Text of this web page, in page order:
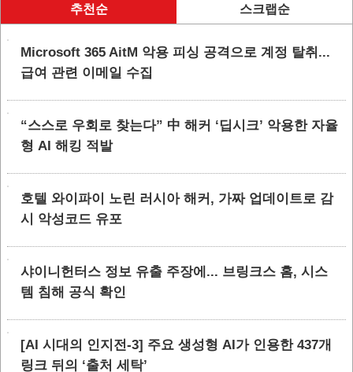
추천순 스크랩순
Microsoft 365 AitM 악용 피싱 공격으로 계정 탈취...
급여 관련 이메일 수집
“스스로 우회로 찾는다” 中 해커 ‘딥시크’ 악용한 자율
형 AI 해킹 적발
호텔 와이파이 노린 러시아 해커, 가짜 업데이트로 감
시 악성코드 유포
샤이니헌터스 정보 유출 주장에... 브링크스 홈, 시스
템 침해 공식 확인
[AI 시대의 인지전-3] 주요 생성형 AI가 인용한 437개
링크 뒤의 ‘출처 세탁’